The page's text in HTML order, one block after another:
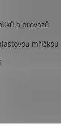
a provazů
mřížkou